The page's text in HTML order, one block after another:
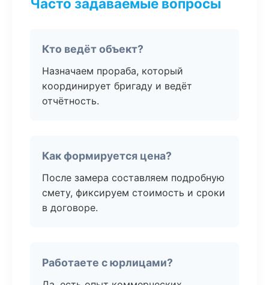
Часто задаваемые вопросы
Кто ведёт объект?
Назначаем прораба, который
координирует бригаду и ведёт
отчётность.
Как формируется цена?
После замера составляем подробную
смету, фиксируем стоимость и сроки
в договоре.
Работаете с юрлицами?